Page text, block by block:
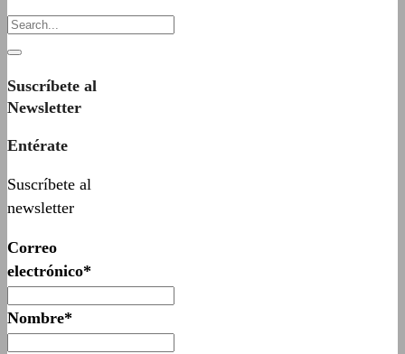
Suscríbete al
Newsletter
Entérate
Suscríbete al
newsletter
Correo
electrónico*
Nombre*